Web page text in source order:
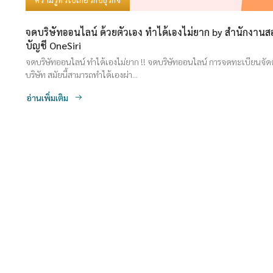
จดบริษัทออนไลน์ ด้วยตัวเอง ทำได้เองไม่ยาก by สำนักงาน
บัญชี OneSiri
จดบริษัทออนไลน์ ทำได้เองไม่ยาก !! จดบริษัทออนไลน์ การจดทะเบียนจัด
บริษัท สมัยนี้สามารถทำได้เองผ่า...
อ่านเพิ่มเติม